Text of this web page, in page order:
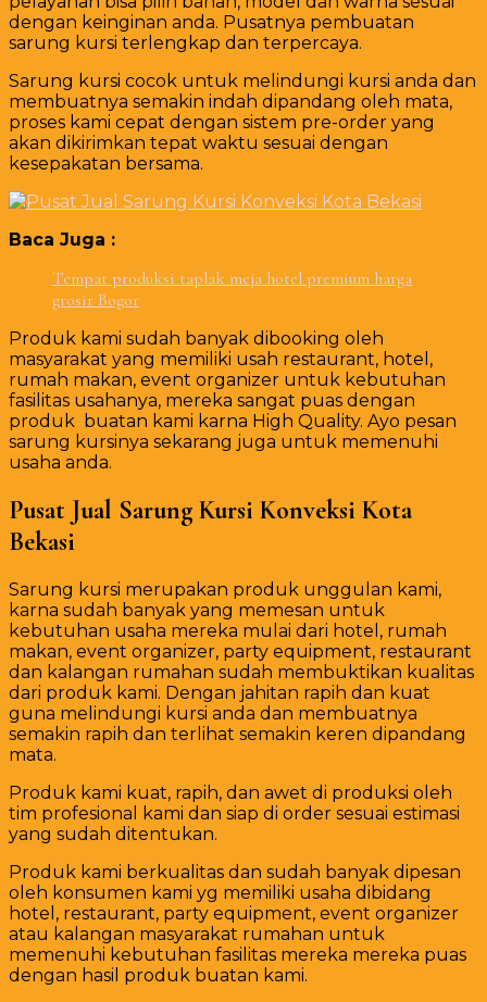
dengan keinginan anda. Pusatnya pembuatan
sarung kursi terlengkap dan terpercaya.
Sarung kursi cocok untuk melindungi kursi anda dan
membuatnya semakin indah dipandang oleh mata,
proses kami cepat dengan sistem pre-order yang
akan dikirimkan tepat waktu sesuai dengan
kesepakatan bersama.
Baca Juga :
Tempat produksi taplak meja hotel premium harga
grosir Bogor
Produk kami sudah banyak dibooking oleh
masyarakat yang memiliki usah restaurant, hotel,
rumah makan, event organizer untuk kebutuhan
fasilitas usahanya, mereka sangat puas dengan
produk buatan kami karna High Quality. Ayo pesan
sarung kursinya sekarang juga untuk memenuhi
usaha anda.
Pusat Jual Sarung Kursi Konveksi Kota
Bekasi
Sarung kursi merupakan produk unggulan kami,
karna sudah banyak yang memesan untuk
kebutuhan usaha mereka mulai dari hotel, rumah
makan, event organizer, party equipment, restaurant
dan kalangan rumahan sudah membuktikan kualitas
dari produk kami. Dengan jahitan rapih dan kuat
guna melindungi kursi anda dan membuatnya
semakin rapih dan terlihat semakin keren dipandang
mata.
Produk kami kuat, rapih, dan awet di produksi oleh
tim profesional kami dan siap di order sesuai estimasi
yang sudah ditentukan.
Produk kami berkualitas dan sudah banyak dipesan
oleh konsumen kami yg memiliki usaha dibidang
hotel, restaurant, party equipment, event organizer
atau kalangan masyarakat rumahan untuk
memenuhi kebutuhan fasilitas mereka mereka puas
dengan hasil produk buatan kami.